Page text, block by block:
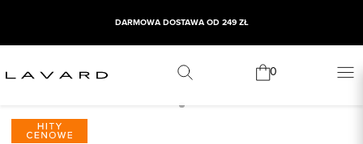
DARMOWA DOSTAWA OD 249 ZŁ
0